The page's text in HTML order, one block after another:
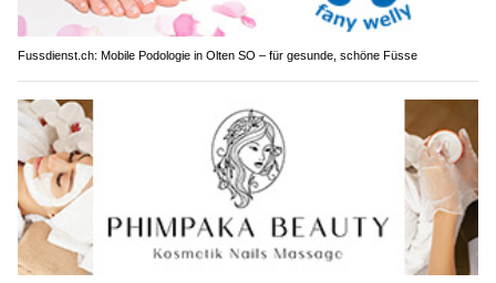
Fussdienst.ch: Mobile Podologie in Olten SO – für gesunde, schöne Füsse